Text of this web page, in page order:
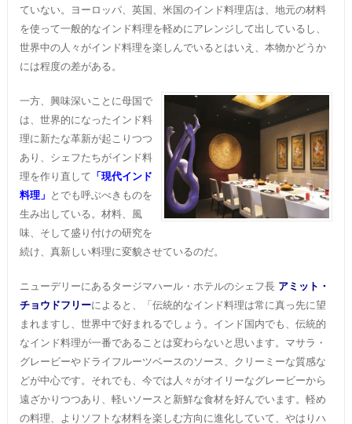
ていない。ヨーロッパ、英国、米国のインド料理店は、地元の材料
を使って一般的なインド料理を軽めにアレンジして出しているし、
世界中の人々がインド料理を楽しんでいるとはいえ、本物かどうか
には程度の差がある。
一方、興味深いことに母国で
は、世界的になったインド料
理に新たな革新が起こりつつ
あり、シェフたちがインド料
理を作り直して 「現代インド
料理」 とでも呼ぶべきものを
生み出している。材料、風
味、そして盛り付けの研究を
続け、真新しい料理に変貌させているのだ。
ニューデリーにあるタージマハール・ホテルのシェフ長 アミット・
チョウドフリーによると、「伝統的なインド料理は常に真っ先に望
まれますし、世界中で好まれるでしょう。インド国内でも、伝統的
なインド料理が一番であることは変わらないと思います。マサラ・
グレービーやドライフルーツベースのソース、クリーミーな質感な
どが中心です。それでも、今では人々がオイリーなグレービーから
遠ざかりつつあり、軽いソースと新鮮な食材を好んでいます。軽め
の料理、よりソフトな材料を楽しむ方向に進化していて、やはりハ